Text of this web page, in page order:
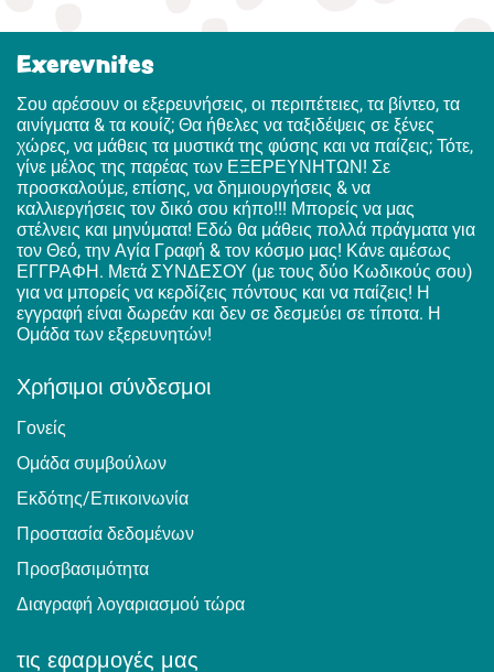
Exerevnites
Σου αρέσουν οι εξερευνήσεις, οι περιπέτειες, τα βίντεο, τα
αινίγματα & τα κουίζ; Θα ήθελες να ταξιδέψεις σε ξένες
χώρες, να μάθεις τα μυστικά της φύσης και να παίζεις; Τότε,
γίνε μέλος της παρέας των ΕΞΕΡΕΥΝΗΤΩΝ! Σε
προσκαλούμε, επίσης, να δημιουργήσεις & να
καλλιεργήσεις τον δικό σου κήπο!!! Μπορείς να μας
στέλνεις και μηνύματα! Εδώ θα μάθεις πολλά πράγματα για
τον Θεό, την Αγία Γραφή & τον κόσμο μας! Κάνε αμέσως
ΕΓΓΡΑΦΗ. Μετά ΣΥΝΔΕΣΟΥ (με τους δύο Κωδικούς σου)
για να μπορείς να κερδίζεις πόντους και να παίζεις! Η
εγγραφή είναι δωρεάν και δεν σε δεσμεύει σε τίποτα. Η
Ομάδα των εξερευνητών!
Χρήσιμοι σύνδεσμοι
Γονείς
Ομάδα συμβούλων
Εκδότης/Επικοινωνία
Προστασία δεδομένων
Προσβασιμότητα
Διαγραφή λογαριασμού τώρα
τις εφαρμογές μας